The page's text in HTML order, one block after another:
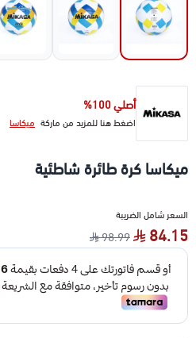
أصلي 100%
اضغط هنا للمزيد من ماركة ميكاسا
ميكاسا كرة طائرة شاطئية
السعر شامل الضريبة
84.15
98.99